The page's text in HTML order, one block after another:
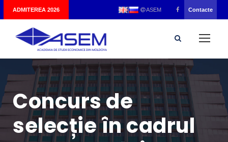
ADMITEREA 2026 ASEM Contacte
Concurs de
selecție în cadrul